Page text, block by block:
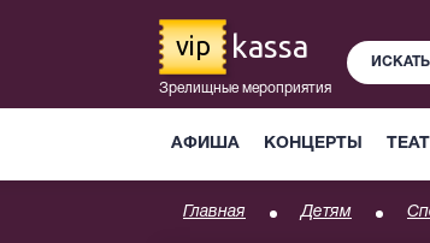
vip kassa
Зрелищные мероприятия
АФИША КОНЦЕРТЫ
Главная Детям